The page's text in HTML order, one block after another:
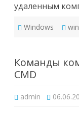
удаленным
Windows
Команды
CMD
admin